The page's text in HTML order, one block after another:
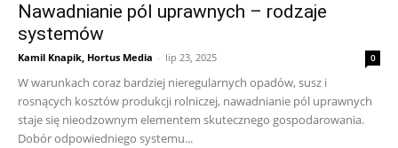
Nawadnianie pól uprawnych – rodzaje
systemów
Kamil Knapik, Hortus Media - lip 23, 2025 0
W warunkach coraz bardziej nieregularnych opadów, susz i
rosnących kosztów produkcji rolniczej, nawadnianie pól uprawnych
staje się nieodzownym elementem skutecznego gospodarowania.
Dobór odpowiedniego systemu...